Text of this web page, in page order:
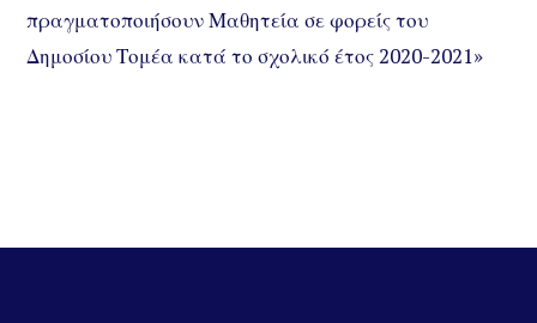
πραγματοποιήσουν Μαθητεία σε φορείς του
Δημοσίου Τομέα κατά το σχολικό έτος 2020-2021»